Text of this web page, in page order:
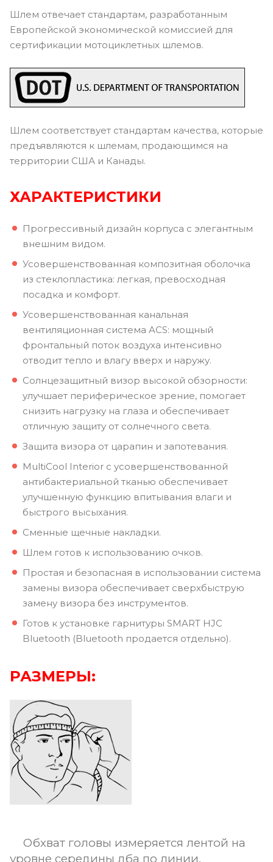
Шлем отвечает стандартам, разработанным
Европейской экономической комиссией для
сертификации мотоциклетных шлемов.
Шлем соответствует стандартам качества, которые
предъявляются к шлемам, продающимся на
территории США и Канады.
ХАРАКТЕРИСТИКИ
Прогрессивный дизайн корпуса с элегантным
внешним видом.
Усовершенствованная композитная оболочка
из стеклопластика: легкая, превосходная
посадка и комфорт.
Усовершенствованная канальная
вентиляционная система ACS: мощный
фронтальный поток воздуха интенсивно
отводит тепло и влагу вверх и наружу.
Солнцезащитный визор высокой обзорности:
улучшает периферическое зрение, помогает
снизить нагрузку на глаза и обеспечивает
отличную защиту от солнечного света.
Защита визора от царапин и запотевания.
MultiCool Interior с усовершенствованной
антибактериальной тканью обеспечивает
улучшенную функцию впитывания влаги и
быстрого высыхания.
Сменные щечные накладки.
Шлем готов к использованию очков.
Простая и безопасная в использовании система
замены визора обеспечивает сверхбыструю
замену визора без инструментов.
Готов к установке гарнитуры SMART HJC
Bluetooth (Bluetooth продается отдельно).
РАЗМЕРЫ:
Обхват головы измеряется лентой на
уровне середины лба по линии,